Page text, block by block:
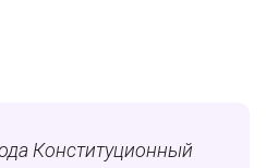
Конституционный